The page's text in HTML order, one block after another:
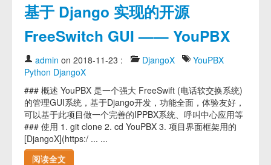
分享
关于
编辑器
登录
基于 Django 实现的开源
FreeSwitch GUI —— YouPBX
admin on 2018-11-23 : DjangoX
YouPBX
Python DjangoX
### 概述 YouPBX 是一个强大 FreeSwift (电话软交换系统)
的管理GUI系统，基于Django开发，功能全面，体验友好，
可以基于此项目做一个完善的IPPBX系统、呼叫中心应用等
### 使用 1. git clone 2. cd YouPBX 3. 项目界面框架用的
[DjangoX](https:/ ... ...
阅读全文